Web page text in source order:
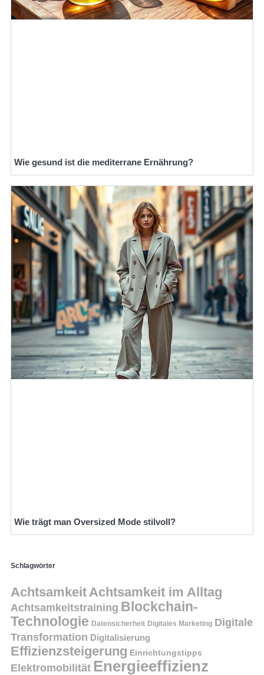
Wie gesund ist die mediterrane Ernährung?
Wie trägt man Oversized Mode stilvoll?
Schlagwörter
Achtsamkeit Achtsamkeit im Alltag
Achtsamkeitstraining Blockchain-
Technologie Datensicherheit Digitales Marketing Digitale
Transformation Digitalisierung
Effizienzsteigerung Einrichtungstipps
Elektromobilität Energieeffizienz